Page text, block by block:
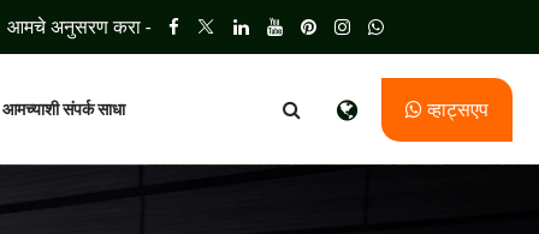
आमचे अनुसरण करा -
आमच्याशी संपर्क साधा व्हाट्सएप